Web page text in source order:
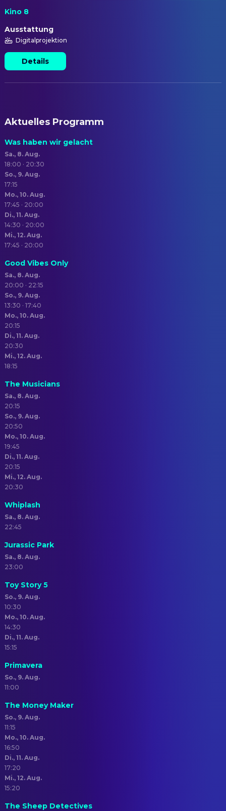
Kino 8
Ausstattung
Digitalprojektion
Details
Aktuelles Programm
Was haben wir gelacht
Sa., 8. Aug.
18:00 · 20:30
So., 9. Aug.
17:15
Mo., 10. Aug.
17:45 · 20:00
Di., 11. Aug.
14:30 · 20:00
Mi., 12. Aug.
17:45 · 20:00
Good Vibes Only
Sa., 8. Aug.
20:00 · 22:15
So., 9. Aug.
13:30 · 17:40
Mo., 10. Aug.
20:15
Di., 11. Aug.
20:30
Mi., 12. Aug.
18:15
The Musicians
Sa., 8. Aug.
20:15
So., 9. Aug.
20:50
Mo., 10. Aug.
19:45
Di., 11. Aug.
20:15
Mi., 12. Aug.
20:30
Whiplash
Sa., 8. Aug.
22:45
Jurassic Park
Sa., 8. Aug.
23:00
Toy Story 5
So., 9. Aug.
10:30
Mo., 10. Aug.
14:30
Di., 11. Aug.
15:15
Primavera
So., 9. Aug.
11:00
The Money Maker
So., 9. Aug.
11:15
Mo., 10. Aug.
16:50
Di., 11. Aug.
17:20
Mi., 12. Aug.
15:20
The Sheep Detectives